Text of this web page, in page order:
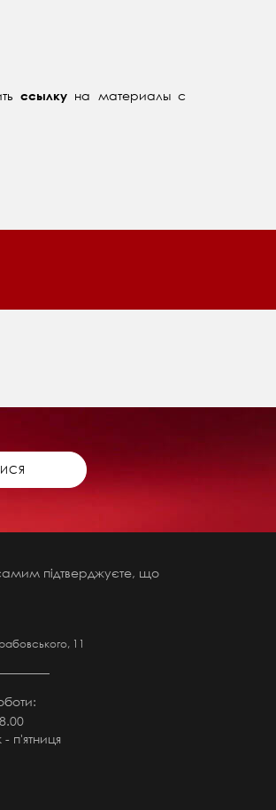
ссылку на материалы с
підтверджуєте, що
11
- п'ятниця